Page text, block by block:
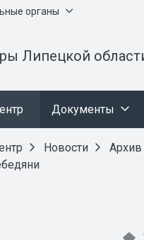
органы
Липецкой
Документы
Новости
Архив